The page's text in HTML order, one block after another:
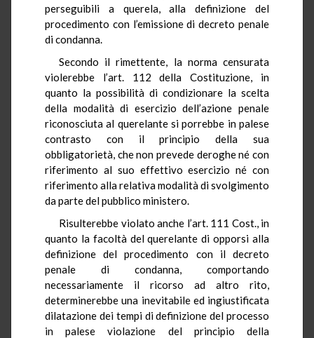
perseguibili a querela, alla definizione del
procedimento con l’emissione di decreto penale
di condanna.
Secondo il rimettente, la norma censurata
violerebbe l’art. 112 della Costituzione, in
quanto la possibilità di condizionare la scelta
della modalità di esercizio dell’azione penale
riconosciuta al querelante si porrebbe in palese
contrasto con il principio della sua
obbligatorietà, che non prevede deroghe né con
riferimento al suo effettivo esercizio né con
riferimento alla relativa modalità di svolgimento
da parte del pubblico ministero.
Risulterebbe violato anche l’art. 111 Cost., in
quanto la facoltà del querelante di opporsi alla
definizione del procedimento con il decreto
penale di condanna, comportando
necessariamente il ricorso ad altro rito,
determinerebbe una inevitabile ed ingiustificata
dilatazione dei tempi di definizione del processo
in palese violazione del principio della